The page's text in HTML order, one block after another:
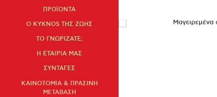
ΠΡΟΪΟΝΤΑ
Ο KYKNOS ΤΗΣ ΖΩΗΣ
ΤΟ ΓΝΩΡΙΖΑΤΕ;
Η ΕΤΑΙΡΙΑ ΜΑΣ
ΣΥΝΤΑΓΕΣ
ΚΑΙΝΟΤΟΜΙΑ & ΠΡΑΣΙΝΗ
ΜΕΤΑΒΑΣΗ